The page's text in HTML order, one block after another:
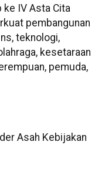
IV Asta Cita
pembangunan
teknologi,
kesetaraan
pemuda,
Asah Kebijakan